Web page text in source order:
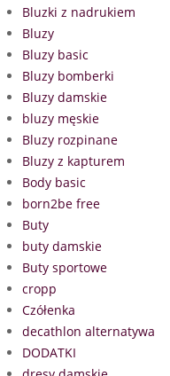
Bluzki z nadrukiem
Bluzy
Bluzy basic
Bluzy bomberki
Bluzy damskie
bluzy męskie
Bluzy rozpinane
Bluzy z kapturem
Body basic
born2be free
Buty
buty damskie
Buty sportowe
cropp
Czółenka
decathlon alternatywa
DODATKI